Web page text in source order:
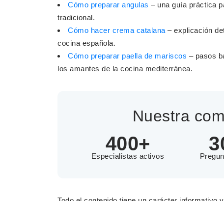
Cómo preparar angulas – una guía práctica
tradicional.
Cómo hacer crema catalana – explicación
cocina española.
Cómo preparar paella de mariscos – pasos
los amantes de la cocina mediterránea.
Nuestra
400+
Especialistas activos